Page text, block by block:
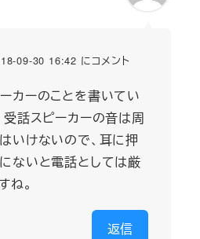
09-30 16:42 にコメント
カーのことを書いてい
受話スピーカーの音は周
いけないので、耳に押
ないと電話としては厳
ね。
返信